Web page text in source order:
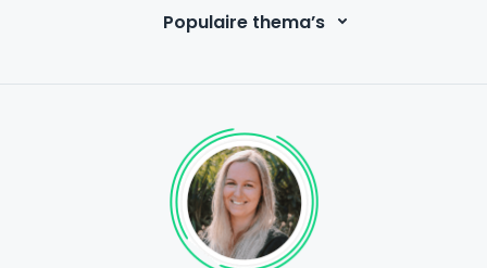
Populaire thema’s